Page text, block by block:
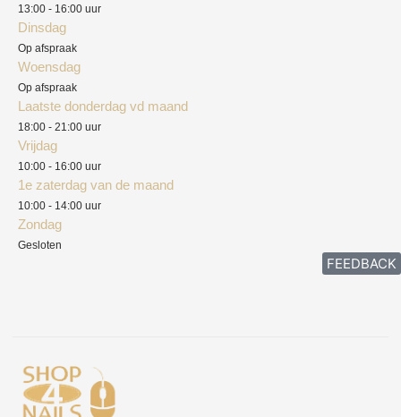
13:00 - 16:00 uur
Dinsdag
Op afspraak
Woensdag
Op afspraak
Laatste donderdag vd maand
18:00 - 21:00 uur
Vrijdag
10:00 - 16:00 uur
1e zaterdag van de maand
10:00 - 14:00 uur
Zondag
Gesloten
FEEDBACK